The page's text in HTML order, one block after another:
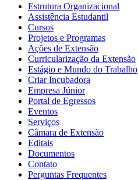
Estrutura Organizacional
Assistência Estudantil
Cursos
Projetos e Programas
Ações de Extensão
Curricularização da Extensão
Estágio e Mundo do Trabalho
Criar Incubadora
Empresa Júnior
Portal de Egressos
Eventos
Serviços
Câmara de Extensão
Editais
Documentos
Contato
Perguntas Frequentes